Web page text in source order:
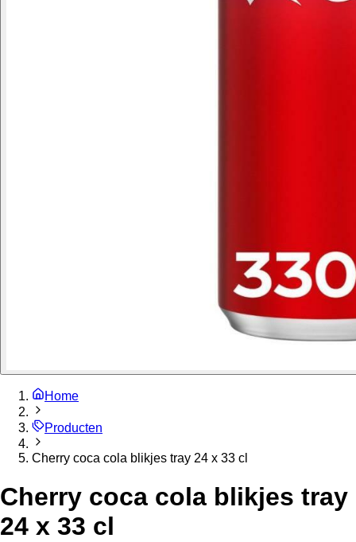
Home
Producten
Cherry coca cola blikjes tray 24 x 33 cl
Cherry coca cola blikjes tray
24 x 33 cl